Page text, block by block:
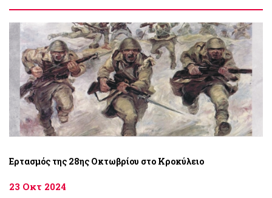
Ερτασμός της 28ης Οκτωβρίου στο Κροκύλειο
23 Οκτ 2024